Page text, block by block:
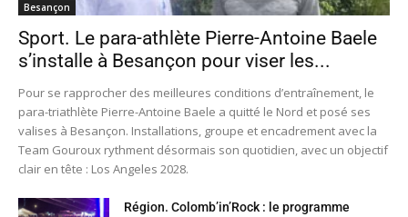
Besançon
Sport. Le para-athlète Pierre-Antoine Baele
s’installe à Besançon pour viser les...
Pour se rapprocher des meilleures conditions d’entraînement, le
para-triathlète Pierre-Antoine Baele a quitté le Nord et posé ses
valises à Besançon. Installations, groupe et encadrement avec la
Team Gouroux rythment désormais son quotidien, avec un objectif
clair en tête : Los Angeles 2028.
Région. Colomb’in’Rock : le programme